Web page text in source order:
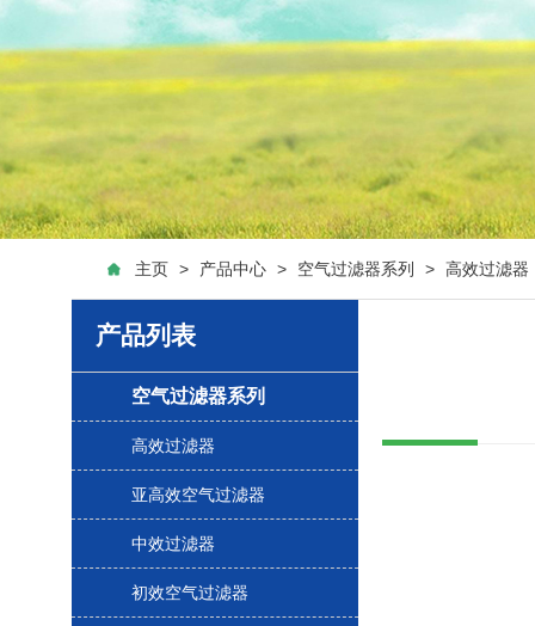
主页 > 产品中心 > 空气过滤器系列 > 高效过滤器
产品列表
空气过滤器系列
高效过滤器
亚高效空气过滤器
中效过滤器
初效空气过滤器